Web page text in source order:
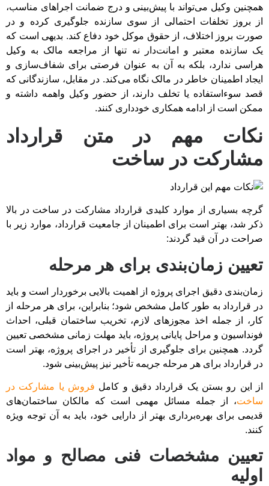
همچنین وکیل می‌تواند با پیش‌بینی و درج ضمانت اجراهای مناسب،
از بروز تخلفات احتمالی از سوی سازنده جلوگیری کرده و در
صورت بروز اختلاف، از حقوق موکل خود دفاع کند. بدیهی است که
یک سازنده معتبر و امانت‌دار نه تنها از مراجعه مالک به وکیل
هراسی ندارد، بلکه به آن به عنوان فرصتی برای شفاف‌سازی و
ایجاد اطمینان خاطر در مالک نگاه می‌کند. در مقابل، سازندگانی که
قصد سوءاستفاده یا تخلف دارند، از حضور وکیل واهمه داشته و
ممکن است از ادامه همکاری خودداری کنند.
نکات مهم در متن قرارداد
مشارکت در ساخت
گرچه بسیاری از موارد کلیدی قرارداد مشارکت در ساخت در بالا
ذکر شد، بهتر است برای اطمینان از جامعیت قرارداد، موارد زیر با
صراحت در آن قید گردند:
تعیین زمان‌بندی برای هر مرحله
زمان‌بندی دقیق اجرای پروژه از اهمیت بالایی برخوردار است و باید
در قرارداد به طور کامل مشخص شود؛ بنابراین، برای هر مرحله از
کار، از جمله اخذ مجوزهای لازم، تخریب ساختمان قبلی، احداث
فونداسیون و مراحل پایانی پروژه، باید مهلت زمانی مشخصی تعیین
گردد. همچنین برای جلوگیری از تأخیر در اجرای پروژه، بهتر است
در قرارداد برای هر مرحله جریمه تأخیر نیز پیش‌بینی شود.
از این رو بستن یک قرارداد دقیق و کامل فروش یا مشارکت در
ساخت، از جمله مسائل مهمی است که مالکان ساختمان‌های
قدیمی برای بهره‌برداری بهتر از دارایی خود، باید به آن توجه ویژه
کنند.
تعیین مشخصات فنی مصالح و مواد
اولیه